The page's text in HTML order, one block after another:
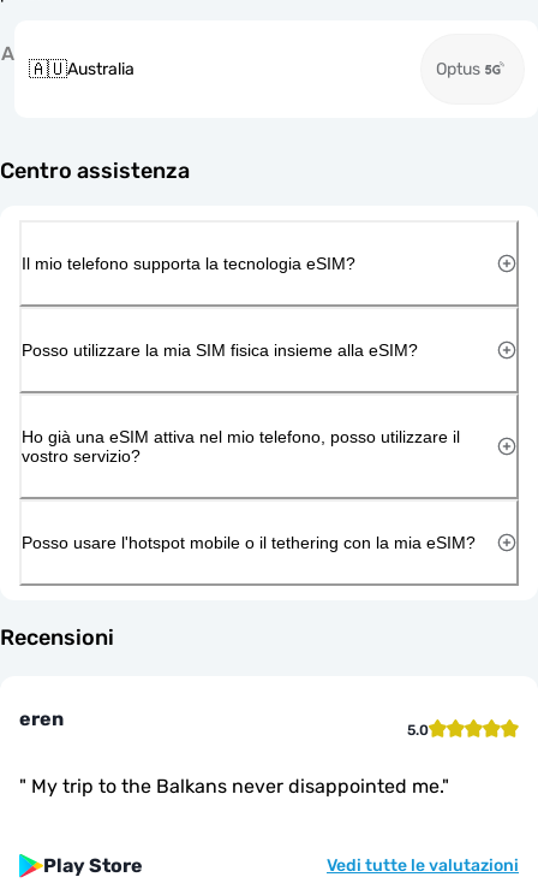
A
🇦🇺Australia Optus
Centro assistenza
Il mio telefono supporta la tecnologia eSIM?
Posso utilizzare la mia SIM fisica insieme alla eSIM?
Ho già una eSIM attiva nel mio telefono, posso utilizzare il
vostro servizio?
Posso usare l'hotspot mobile o il tethering con la mia eSIM?
Recensioni
eren 5.0
" My trip to the Balkans never disappointed me."
Play Store Vedi tutte le valutazioni